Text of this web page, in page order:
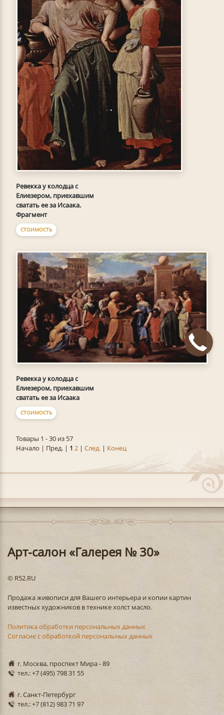
Ревекка у колодца с
Елиезером, приехавшим
сватать ее за Исаака.
Фрагмент
СТОИМОСТЬ
Ревекка у колодца с
Елиезером, приехавшим
сватать ее за Исаака
СТОИМОСТЬ
Товары 1 - 30 из 57
Начало | Пред. | 1 2 | След. | Конец
Арт-салон «Галерея № 30»
© R52.RU
Продажа живописи для Вашего интерьера и копии картин
известных художников в технике холст масло.
Политика обработки персональных данных
Согласие с обработкой персональных данных
г. Москва, проспект Мира - 89
тел.: +7 (495) 798 31 55
г. Санкт-Петербург
тел.: +7 (812) 983 71 97